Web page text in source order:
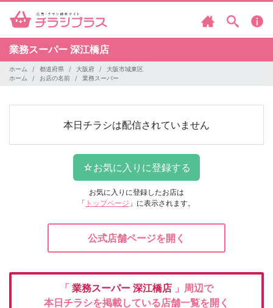
業務スーパー 深江橋店
ホーム 都道府県 大阪府
大阪市城東区
ホーム
お店の名前 業務スーパー
本日チラシは配信されていません
お気に入りに登録したお店は
「 トップページ 」に表示されます。
公式店舗ページを開く
「 業務スーパー 深江橋店 」周辺で
本日チラシを掲載している店舗一覧を開く